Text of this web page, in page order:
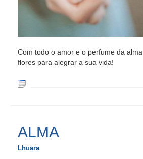
Com todo o amor e o perfume da
flores para alegrar a sua vida!
ALMA
Lhuara